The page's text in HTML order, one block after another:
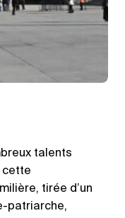
talents
cette
tirée d’un
patriarche,